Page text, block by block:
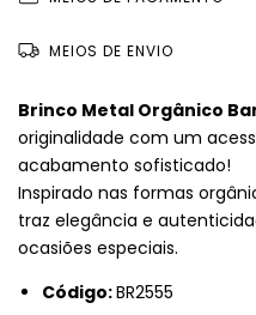
MEIOS DE ENVIO
Brinco Metal Orgânico
originalidade com um
acabamento sofisticado!
Inspirado nas formas
traz elegância e
ocasiões especiais.
Código:BR2555